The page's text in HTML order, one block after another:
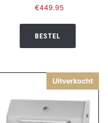
€449.95
BESTEL
Uitverkocht